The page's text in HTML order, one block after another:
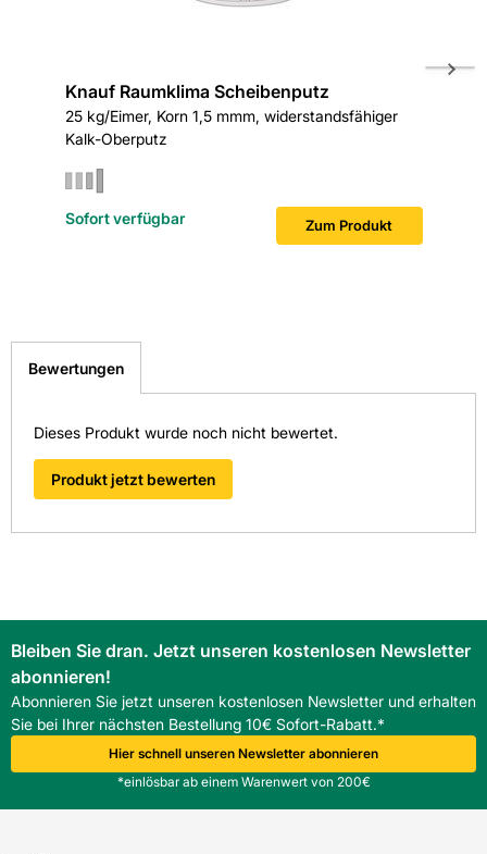
EAN: 4003950095375
Gefahr
Knauf Raumklima Scheibenputz
25 kg/Eimer, Korn 1,5 mmm, widerstandsfähiger
Kalk-Oberputz
Zum Produkt
Sofort verfügbar
Bewertungen
Dieses Produkt wurde noch nicht bewertet.
Produkt jetzt bewerten
Bleiben Sie dran. Jetzt unseren kostenlosen Newsletter
abonnieren!
Abonnieren Sie jetzt unseren kostenlosen Newsletter und erhalten
Sie bei Ihrer nächsten Bestellung 10€ Sofort-Rabatt.*
Hier schnell unseren Newsletter abonnieren
*einlösbar ab einem Warenwert von 200€